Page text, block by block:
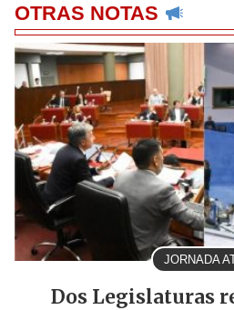
OTRAS NOTAS
JORNADA
Dos Legislaturas